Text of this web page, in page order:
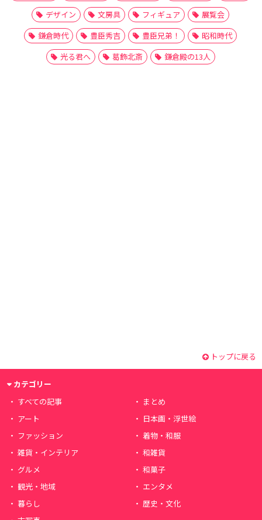
デザイン
文房具 フィギュア
展覧会
鎌倉時代
豊臣秀吉 豊臣兄弟！
昭和時代
光る君へ
葛飾北斎 鎌倉殿の13人
トップに戻る
カテゴリー
すべての記事
まとめ
アート
日本画・浮世絵
ファッション
着物・和服
雑貨・インテリア
和雑貨
グルメ
和菓子
観光・地域
エンタメ
暮らし
歴史・文化